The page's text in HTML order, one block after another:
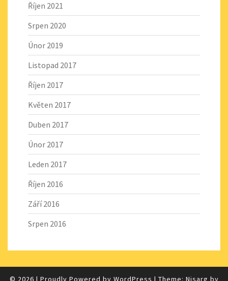
Říjen 2021
Srpen 2020
Únor 2019
Listopad 2017
Říjen 2017
Květen 2017
Duben 2017
Únor 2017
Leden 2017
Říjen 2016
Září 2016
Srpen 2016
© 2026 | Proudly Powered by WordPress | Theme: Nisarg by